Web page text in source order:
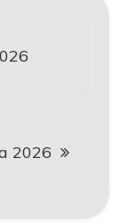
2026